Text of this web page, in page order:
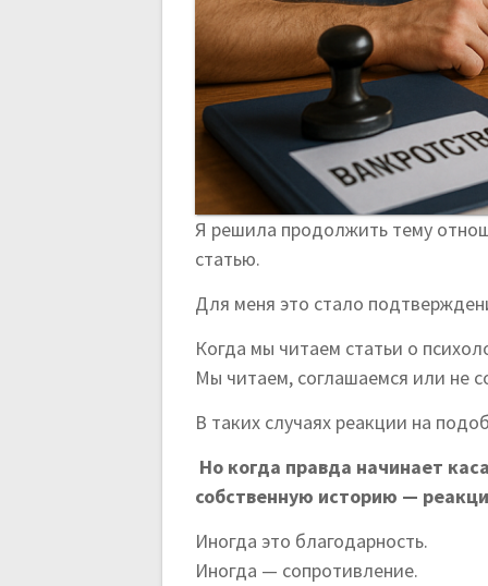
Я решила продолжить тему
статью.
Для меня это стало
Когда мы читаем статьи о
Мы читаем, соглашаемся или не
В таких случаях реакции на
Но когда правда начинает
собственную историю —
Иногда это благодарность.
Иногда — сопротивление.